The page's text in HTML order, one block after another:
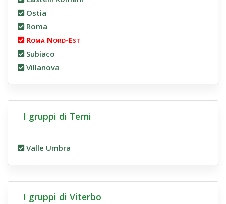
Ostia
Roma
Roma Nord-Est
Subiaco
Villanova
I gruppi di Terni
Valle Umbra
I gruppi di Viterbo